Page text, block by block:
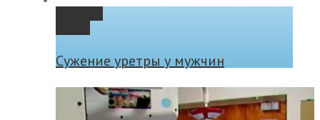
Сужение уретры у мужчин